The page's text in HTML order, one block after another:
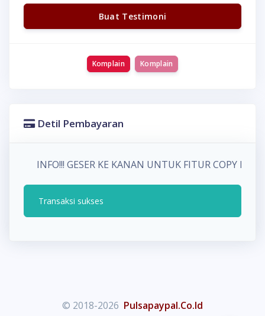
Buat Testimoni
Komplain Komplain
Detil Pembayaran
INFO!!! GESER KE KANAN UNTUK FITUR COPY
Transaksi sukses
© 2018-2026 Pulsapaypal.Co.Id